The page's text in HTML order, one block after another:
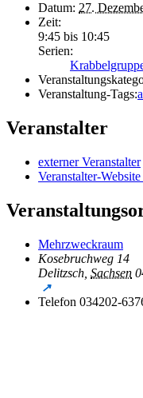
Datum: 27.
Zeit:
9:45 bis 10:45
Serien:
Veranstaltung-Tags:
Veranstalter
externer Veranstalter
Veranstalter-
Mehrzweckraum
Kosebruchweg 14
Delitzsch Sachsen
Telefon 034202-